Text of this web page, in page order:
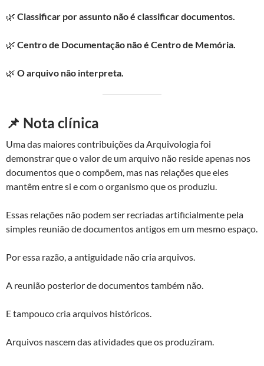
🌿 Classificar por assunto não é classificar documentos.
🌿 Centro de Documentação não é Centro de Memória.
🌿 O arquivo não interpreta.
📌 Nota clínica
Uma das maiores contribuições da Arquivologia foi
demonstrar que o valor de um arquivo não reside apenas nos
documentos que o compõem, mas nas relações que eles
mantêm entre si e com o organismo que os produziu.
Essas relações não podem ser recriadas artificialmente pela
simples reunião de documentos antigos em um mesmo espaço.
Por essa razão, a antiguidade não cria arquivos.
A reunião posterior de documentos também não.
E tampouco cria arquivos históricos.
Arquivos nascem das atividades que os produziram.